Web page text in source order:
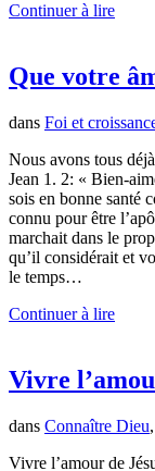
Continuer à lire
Que votre
dans Foi et
Nous avons tous
Jean 1. 2: « Bien-
sois en bonne santé
connu pour être
marchait dans le
qu’il considérait et
le temps…
Continuer à lire
Vivre
dans Connaître Dieu,
Vivre l’amour de